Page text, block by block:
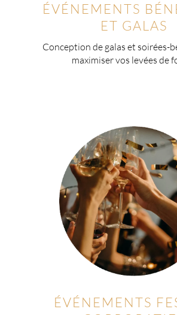
ÉVÉNEMENTS
ET GALAS
Conception de galas et soirées-
maximiser vos levées de
ÉVÉNEMENTS